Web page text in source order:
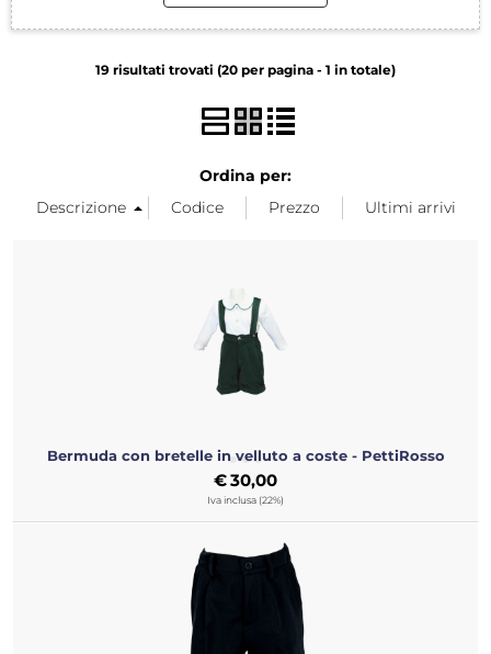
19 risultati trovati (20 per pagina - 1 in totale)
Ordina per:
Bermuda con bretelle in velluto a coste - PettiRosso
€30,00
Iva inclusa (22%)